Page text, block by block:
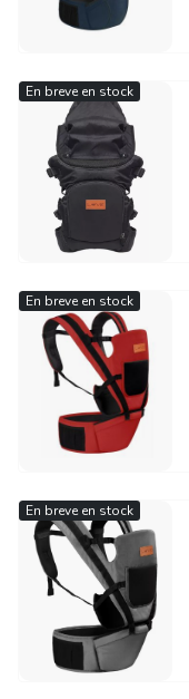
En breve en stock
En breve en stock
En breve en stock